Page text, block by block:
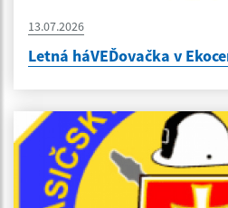
13.07.2026
Letná háVEĎovačka v